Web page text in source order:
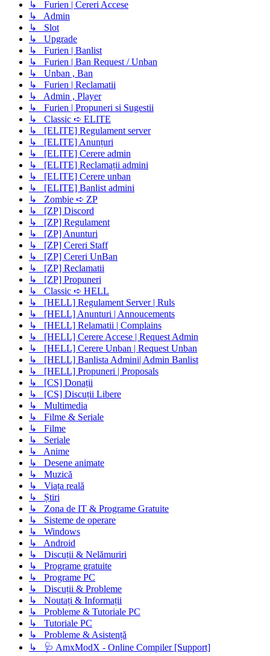
↳ Furien | Cereri Accese
↳ Admin
↳ Slot
↳ Upgrade
↳ Furien | Banlist
↳ Furien | Ban Request / Unban
↳ Unban , Ban
↳ Furien | Reclamatii
↳ Admin , Player
↳ Furien | Propuneri si Sugestii
↳ Classic ➪ ELITE
↳ [ELITE] Regulament server
↳ [ELITE] Anunțuri
↳ [ELITE] Cerere admin
↳ [ELITE] Reclamații admini
↳ [ELITE] Cerere unban
↳ [ELITE] Banlist admini
↳ Zombie ➪ ZP
↳ [ZP] Discord
↳ [ZP] Regulament
↳ [ZP] Anunturi
↳ [ZP] Cereri Staff
↳ [ZP] Cereri UnBan
↳ [ZP] Reclamatii
↳ [ZP] Propuneri
↳ Classic ➪ HELL
↳ [HELL] Regulament Server | Ruls
↳ [HELL] Anunturi | Annoucements
↳ [HELL] Relamatii | Complains
↳ [HELL] Cerere Accese | Request Admin
↳ [HELL] Cerere Unban | Request Unban
↳ [HELL] Banlista Admini| Admin Banlist
↳ [HELL] Propuneri | Proposals
↳ [CS] Donații
↳ [CS] Discuții Libere
↳ Multimedia
↳ Filme & Seriale
↳ Filme
↳ Seriale
↳ Anime
↳ Desene animate
↳ Muzică
↳ Viața reală
↳ Știri
↳ Zona de IT & Programe Gratuite
↳ Sisteme de operare
↳ Windows
↳ Android
↳ Discuții & Nelămuriri
↳ Programe gratuite
↳ Programe PC
↳ Discuții & Probleme
↳ Noutați & Informații
↳ Probleme & Tutoriale PC
↳ Tutoriale PC
↳ Probleme & Asistență
↳ 🩺 AmxModX - Online Compiler [Support]